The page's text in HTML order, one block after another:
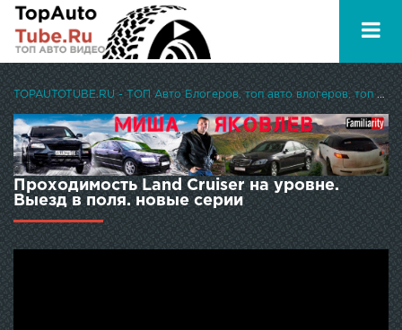
TOPAUTOTUBE.RU - ТОП Авто Блогеров, топ авто влогеров, топ авто ютуберов
Проходимость Land Cruiser на уровне.
Выезд в поля. новые серии